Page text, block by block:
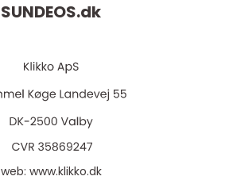
SUNDEOS.dk
web: www.klikko.dk